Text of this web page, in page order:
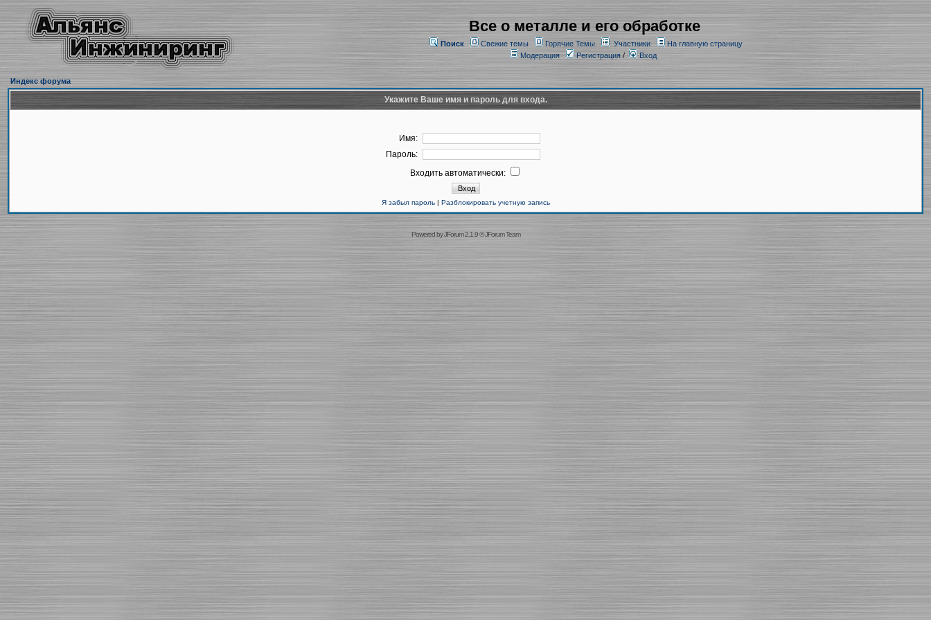
Все о металле и его обработке
Поиск Свежие темы Горячие Темы Участники
На главную страницу
Модерация
Регистрация/ Вход
Индекс форума
Укажите Ваше имя и пароль для входа.
Имя:
Пароль:
Входить автоматически:
Я забыл пароль| Разблокировать учетную запись
Powered byJForum 2.1.9©JForum Team